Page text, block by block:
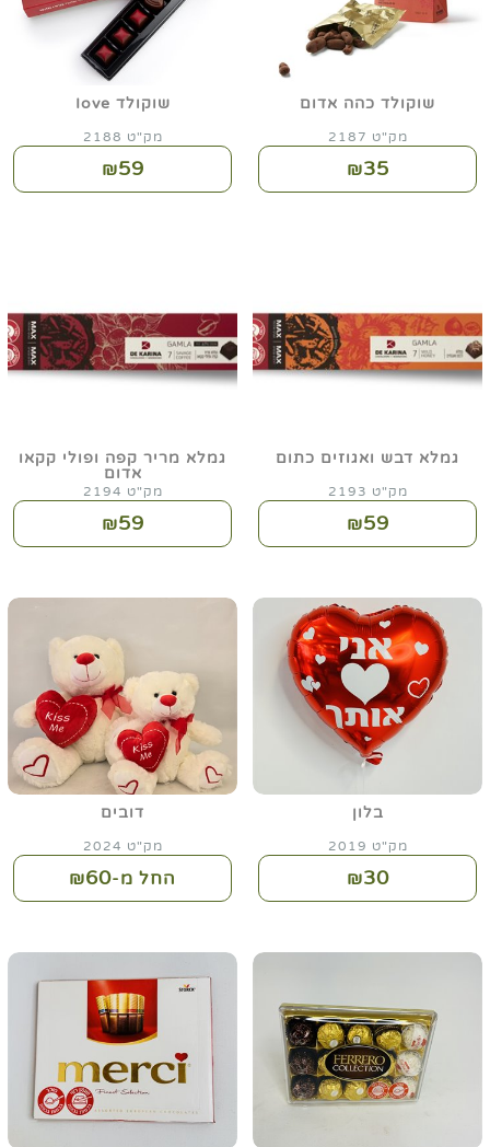
שוקולד כהה אדום
מק"ט 2187
₪35
שוקולד Iove
מק"ט 2188
₪59
גמלא דבש ואגוזים כתום
מק"ט 2193
₪59
גמלא מריר קפה ופולי קקאו
אדום
מק"ט 2194
₪59
בלון
מק"ט 2019
₪30
דובים
מק"ט 2024
החל מ-₪60